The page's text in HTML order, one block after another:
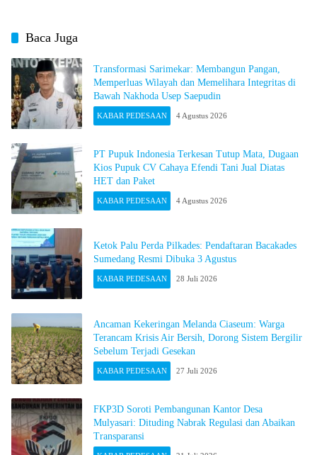
Baca Juga
Transformasi Sarimekar: Membangun Pangan,
Memperluas Wilayah dan Memelihara Integritas di
Bawah Nakhoda Usep Saepudin
KABAR PEDESAAN 4 Agustus 2026
PT Pupuk Indonesia Terkesan Tutup Mata, Dugaan
Kios Pupuk CV Cahaya Efendi Tani Jual Diatas
HET dan Paket
KABAR PEDESAAN 4 Agustus 2026
Ketok Palu Perda Pilkades: Pendaftaran Bacakades
Sumedang Resmi Dibuka 3 Agustus
KABAR PEDESAAN 28 Juli 2026
Ancaman Kekeringan Melanda Ciaseum: Warga
Terancam Krisis Air Bersih, Dorong Sistem Bergilir
Sebelum Terjadi Gesekan
KABAR PEDESAAN 27 Juli 2026
FKP3D Soroti Pembangunan Kantor Desa
Mulyasari: Dituding Nabrak Regulasi dan Abaikan
Transparansi